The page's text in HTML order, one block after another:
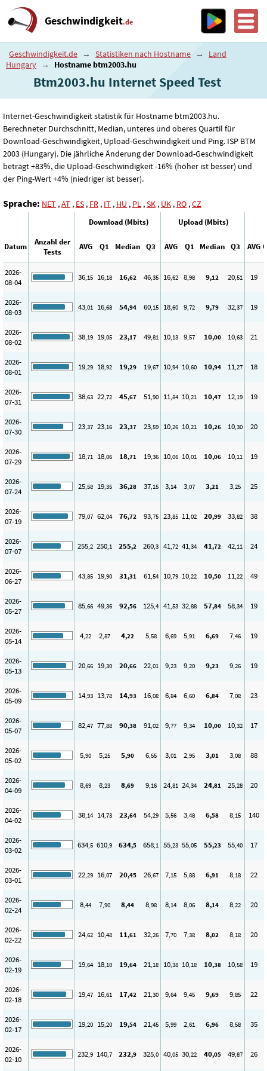
Geschwindigkeit.de
Geschwindigkeit.de → Statistiken nach Hostname →
Land
Hungary → Hostname btm2003.hu
Btm2003.hu Internet Speed ​​Test
Internet-Geschwindigkeit statistik für Hostname btm2003.hu.
Berechneter Durchschnitt, Median, unteres und oberes Quartil für
Download-Geschwindigkeit, Upload-Geschwindigkeit und Ping. ISP BTM
2003 (Hungary). Die jährliche Änderung der Download-Geschwindigkeit
beträgt +83%, die Upload-Geschwindigkeit -16% (höher ist besser) und
der Ping-Wert +4% (niedriger ist besser).
Sprache: NET ,AT , ES , FR , IT , HU , PL ,SK , UK , RO ,CZ
Download (Mbits) Upload (Mbits)
Datum
Anzahl der
Tests
AVG Q1 Median Q3 AVG Q1 Median Q3 AVG
2026-
08-04
36,15 16,18 16,62 46,35 16,62 8,98 9,12 20,51 19
2026-
08-03
43,01 16,68 54,94 60,15 18,60 9,72 9,79 32,37 19
2026-
08-02
38,19 19,05 23,17 49,81 10,13 9,57 10,00 10,63 21
2026-
08-01
19,29 18,92 19,29 19,67 10,94 10,60 10,94 11,27 18
2026-
07-31
38,63 22,72 45,67 51,90 11,84 10,21 10,47 12,19 19
2026-
07-30
23,37 23,16 23,37 23,59 10,26 10,21 10,26 10,30 20
2026-
07-29
18,71 18,06 18,71 19,36 10,06 10,01 10,06 10,11 19
2026-
07-24
25,58 19,35 36,28 37,15 3,14 3,07 3,21 3,25 25
2026-
07-19
79,07 62,04 76,72 93,75 23,85 11,02 20,99 33,82 38
2026-
07-07
255,2 250,1 255,2 260,3 41,72 41,34 41,72 42,11 24
2026-
06-27
43,85 19,90 31,31 61,54 10,79 10,22 10,50 11,22 49
2026-
05-27
85,66 49,36 92,56 125,4 41,53 32,88 57,84 58,34 19
2026-
05-14
4,22 2,87 4,22 5,58 6,69 5,91 6,69 7,46 19
2026-
05-13
20,66 19,30 20,66 22,01 9,23 9,20 9,23 9,26 19
2026-
05-09
14,93 13,78 14,93 16,08 6,84 6,60 6,84 7,08 23
2026-
05-07
82,47 77,88 90,38 91,02 9,77 9,34 10,00 10,32 17
2026-
05-02
5,90 5,25 5,90 6,55 3,01 2,95 3,01 3,08 88
2026-
04-09
8,69 8,23 8,69 9,16 24,81 24,34 24,81 25,28 20
2026-
04-02
38,14 14,73 23,64 54,29 5,56 3,48 6,58 8,15 140
2026-
03-02
634,5 610,9 634,5 658,1 55,23 55,05 55,23 55,40 17
2026-
03-01
22,29 16,07 20,45 26,67 7,15 5,88 6,91 8,18 22
2026-
02-24
8,44 7,90 8,44 8,98 8,14 8,06 8,14 8,22 20
2026-
02-22
24,62 10,48 11,61 32,26 7,70 7,38 8,02 8,18 20
2026-
02-19
19,64 18,10 19,64 21,18 10,38 10,18 10,38 10,58 19
2026-
02-18
19,47 16,61 17,42 21,30 9,64 9,45 9,69 9,85 22
2026-
02-17
19,20 15,20 19,54 21,45 5,99 2,61 6,96 8,58 35
2026-
02-10
232,9 140,7 232,9 325,0 40,05 30,22 40,05 49,87 26